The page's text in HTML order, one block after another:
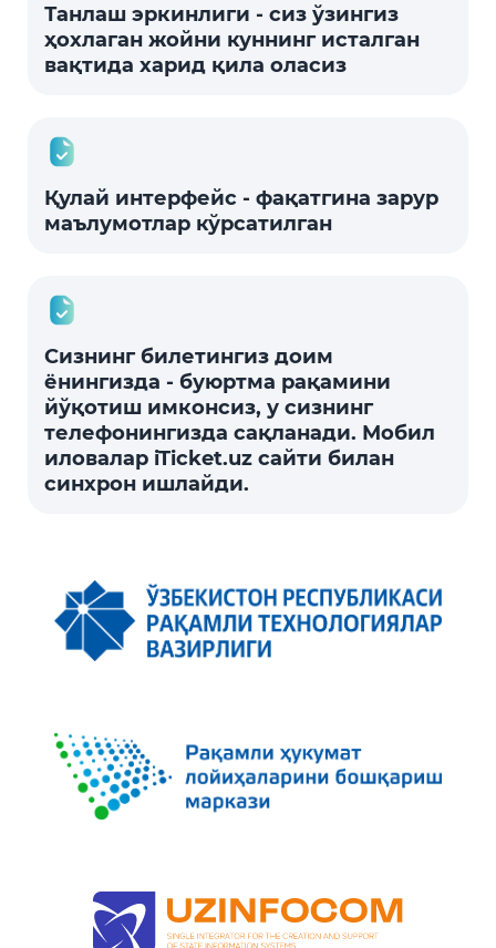
Танлаш эркинлиги - сиз ўзингиз
ҳохлаган жойни куннинг исталган
вақтида харид қила оласиз
Қулай интерфейс - фақатгина зарур
маълумотлар кўрсатилган
Сизнинг билетингиз доим
ёнингизда - буюртма рақамини
йўқотиш имконсиз, у сизнинг
телефонингизда сақланади. Мобил
иловалар iTicket.uz сайти билан
синхрон ишлайди.